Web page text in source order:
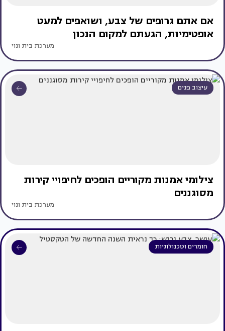
אם אתם גרופים של צבע, ושואפים למעט
אופטימיות, הגעתם למקום הנכון
מערכת בית ונוי
עיצוב פנים
צילומי אמנות מקוריים הופכים לחיפויי קירות
מסוגננים
מערכת בית ונוי
חומרים וטכנולוגיות